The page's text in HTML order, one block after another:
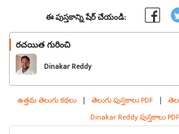
ఈ పుస్తకాన్ని షేర్ చేయండి:
రచయిత గురించి
Dinakar Reddy
ఉత్తమ తెలుగు కథలు | తెలుగు పుస్తకాలు PDF |
Dinakar Reddy పుస్తకాలు PDF